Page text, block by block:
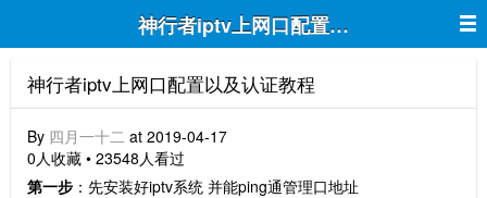
神行者iptv上网口配置以及认证教程
神行者iptv上网口配置以及认证教程
By 四月一十二 at 2019-04-17
0人收藏 • 23548人看过
第一步 ：先安装好iptv系统 并能ping通管理口地址